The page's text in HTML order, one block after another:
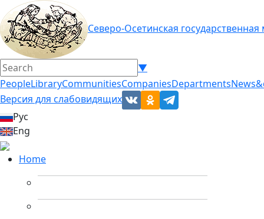
Северо-Осетинская
▼
PeopleLibraryCommunitiesCompaniesDepartments
Версия для слабовидящих
Рус
Eng
Home